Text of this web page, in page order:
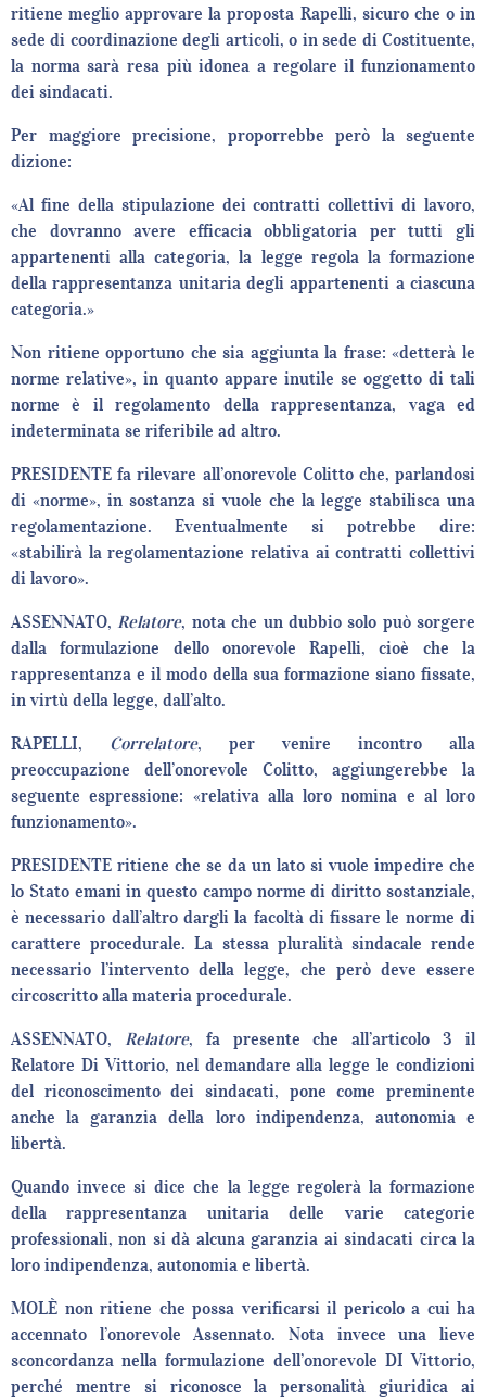
ritiene meglio approvare la proposta Rapelli, sicuro che o in
sede di coordinazione degli articoli, o in sede di Costituente,
la norma sarà resa più idonea a regolare il funzionamento
dei sindacati.
Per maggiore precisione, proporrebbe però la seguente
dizione:
«Al fine della stipulazione dei contratti collettivi di lavoro,
che dovranno avere efficacia obbligatoria per tutti gli
appartenenti alla categoria, la legge regola la formazione
della rappresentanza unitaria degli appartenenti a ciascuna
categoria.»
Non ritiene opportuno che sia aggiunta la frase: «detterà le
norme relative», in quanto appare inutile se oggetto di tali
norme è il regolamento della rappresentanza, vaga ed
indeterminata se riferibile ad altro.
PRESIDENTE fa rilevare all’onorevole Colitto che, parlandosi
di «norme», in sostanza si vuole che la legge stabilisca una
regolamentazione. Eventualmente si potrebbe dire:
«stabilirà la regolamentazione relativa ai contratti collettivi
di lavoro».
ASSENNATO,Relatore, nota che un dubbio solo può sorgere
dalla formulazione dello onorevole Rapelli, cioè che la
rappresentanza e il modo della sua formazione siano fissate,
in virtù della legge, dall’alto.
RAPELLI, Correlatore, per venire incontro alla
preoccupazione dell’onorevole Colitto, aggiungerebbe la
seguente espressione: «relativa alla loro nomina e al loro
funzionamento».
PRESIDENTE ritiene che se da un lato si vuole impedire che
lo Stato emani in questo campo norme di diritto sostanziale,
è necessario dall’altro dargli la facoltà di fissare le norme di
carattere procedurale. La stessa pluralità sindacale rende
necessario l’intervento della legge, che però deve essere
circoscritto alla materia procedurale.
ASSENNATO, Relatore, fa presente che all’articolo 3 il
Relatore Di Vittorio, nel demandare alla legge le condizioni
del riconoscimento dei sindacati, pone come preminente
anche la garanzia della loro indipendenza, autonomia e
libertà.
Quando invece si dice che la legge regolerà la formazione
della rappresentanza unitaria delle varie categorie
professionali, non si dà alcuna garanzia ai sindacati circa la
loro indipendenza, autonomia e libertà.
MOLÈ non ritiene che possa verificarsi il pericolo a cui ha
accennato l’onorevole Assennato. Nota invece una lieve
sconcordanza nella formulazione dell’onorevole DI Vittorio,
perché mentre si riconosce la personalità giuridica ai